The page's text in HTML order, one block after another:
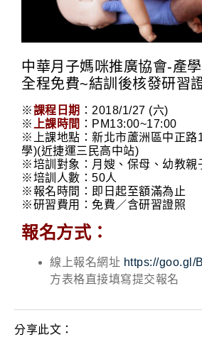
中華月子媽咪推廣協會-產
全程免費~結訓後核發研習
※課程日期 ：2018/1/27 (六)
※
上課時間 ：PM13:00~17:00
※上課地點：新北市蘆洲區中正路
學)(近捷運三民高中站)
※培訓對象：月嫂、保母、幼教親
※培訓人數：50人
※報名時間：即日起至額滿為止
※研習費用：免費／含研習證照
報名方式：
線上報名網址 https://goo.gl/
方表格直接填寫提交報名
分享此文：